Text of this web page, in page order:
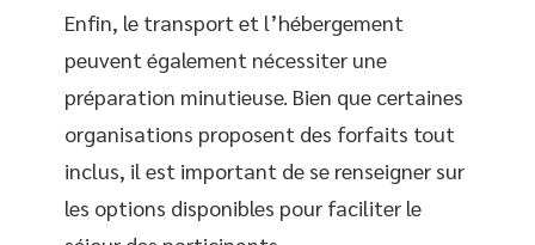
Enfin, le transport et l’hébergement
peuvent également nécessiter une
préparation minutieuse. Bien que certaines
organisations proposent des forfaits tout
inclus, il est important de se renseigner sur
les options disponibles pour faciliter le